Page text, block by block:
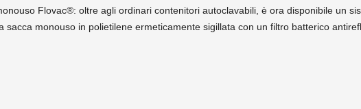
Flovac®: oltre agli ordinari contenitori autoclavabili, è ora disponibile un
sacca monouso in polietilene ermeticamente sigillata con un filtro batterico